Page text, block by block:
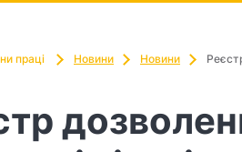
праці Новини Новини